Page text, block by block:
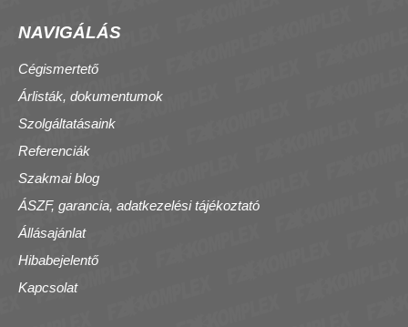
NAVIGÁLÁS
Cégismertető
Árlisták, dokumentumok
Szolgáltatásaink
Referenciák
Szakmai blog
ÁSZF, garancia, adatkezelési tájékoztató
Állásajánlat
Hibabejelentő
Kapcsolat